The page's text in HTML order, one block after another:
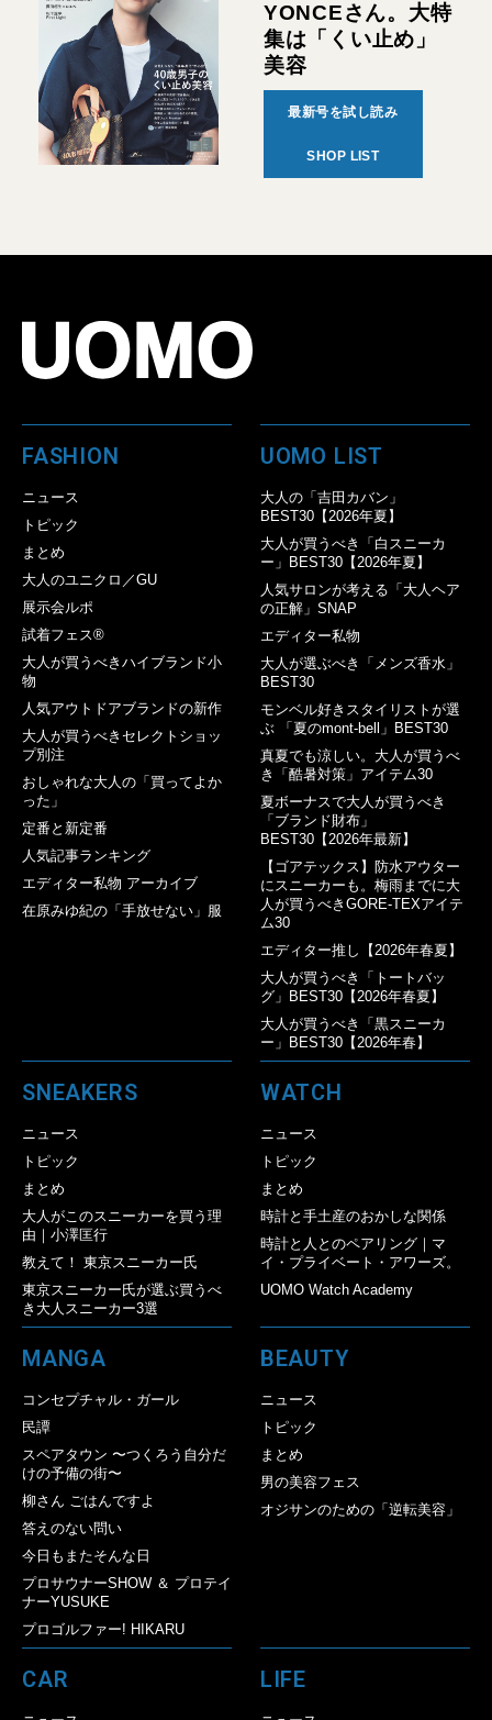
YONCEさん。大特
集は「くい止め」
美容
最新号を試し読み
SHOP LIST
FASHION
ニュース
トピック
まとめ
大人のユニクロ／GU
展示会ルポ
試着フェス®︎
大人が買うべきハイブランド小
物
人気アウトドアブランドの新作
大人が買うべきセレクトショッ
プ別注
おしゃれな大人の「買ってよか
った」
定番と新定番
人気記事ランキング
エディター私物 アーカイブ
在原みゆ紀の「手放せない」服
UOMO LIST
大人の「吉田カバン」
BEST30【2026年夏】
大人が買うべき「白スニーカ
ー」BEST30【2026年夏】
人気サロンが考える「大人ヘア
の正解」SNAP
エディター私物
大人が選ぶべき「メンズ香水」
BEST30
モンベル好きスタイリストが選
ぶ 「夏のmont-bell」BEST30
真夏でも涼しい。大人が買うべ
き「酷暑対策」アイテム30
夏ボーナスで大人が買うべき
「ブランド財布」
BEST30【2026年最新】
【ゴアテックス】防水アウター
にスニーカーも。梅雨までに大
人が買うべきGORE-TEXアイテ
ム30
エディター推し【2026年春夏】
大人が買うべき「トートバッ
グ」BEST30【2026年春夏】
大人が買うべき「黒スニーカ
ー」BEST30【2026年春】
SNEAKERS
ニュース
トピック
まとめ
大人がこのスニーカーを買う理
由｜小澤匡行
教えて！ 東京スニーカー氏
東京スニーカー氏が選ぶ買うべ
き大人スニーカー3選
WATCH
ニュース
トピック
まとめ
時計と手土産のおかしな関係
時計と人とのペアリング｜マ
イ・プライベート・アワーズ。
UOMO Watch Academy
MANGA
コンセプチャル・ガール
民譚
スペアタウン 〜つくろう自分だ
けの予備の街〜
柳さん ごはんですよ
答えのない問い
今日もまたそんな日
プロサウナーSHOW ＆ プロテイ
ナーYUSUKE
プロゴルファー! HIKARU
BEAUTY
ニュース
トピック
まとめ
男の美容フェス
オジサンのための「逆転美容」
CAR LIFE